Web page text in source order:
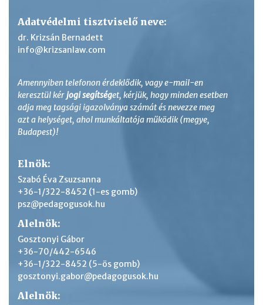
Adatvédelmi tisztviselő neve:
dr. Krizsán Bernadett
info@krizsanlaw.com
Amennyiben telefonon érdeklődik, vagy e-mail-en
keresztül kérjogi segítséget, kérjük, hogy minden esetben
adja meg tagsági igazolványa számát és nevezze meg
azt a helységet, ahol munkáltatója működik (megye,
Budapest)!
Elnök:
Szabó Éva Zsuzsanna
+36-1/322-8452 (1-es gomb)
psz@pedagogusok.hu
Alelnök:
Gosztonyi Gábor
+36-70/442-6546
+36-1/322-8452 (5-ös gomb)
gosztonyi.gabor@pedagogusok.hu
Alelnök: